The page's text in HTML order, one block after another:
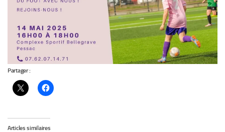
Partager :
Articles similaires